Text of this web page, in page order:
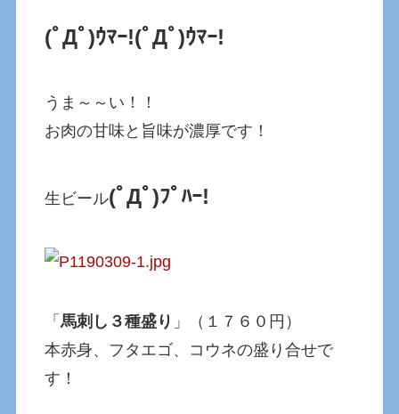
(ﾟДﾟ)ｳﾏｰ!(ﾟДﾟ)ｳﾏｰ!
うま～～い！！
お肉の甘味と旨味が濃厚です！
生ビール(ﾟДﾟ)ﾌﾟﾊｰ!
「馬刺し３種盛り 」（１７６０円）
本赤身、フタエゴ、コウネの盛り合せで
す！